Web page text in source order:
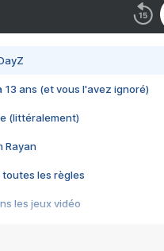
13 ans (et vous l'avez ignoré)
(littéralement)
Rayan
toutes les règles
les jeux vidéo